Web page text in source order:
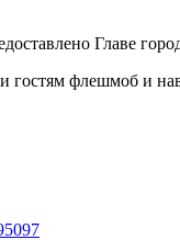
Главе
гостям флешмоб и